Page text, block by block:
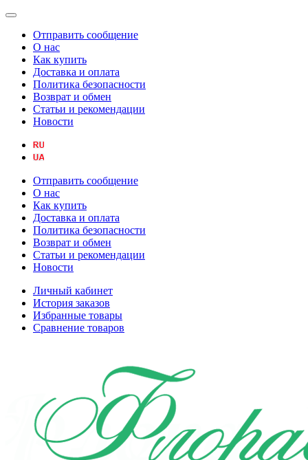
Отправить сообщение
О нас
Как купить
Доставка и оплата
Политика безопасности
Возврат и обмен
Статьи и рекомендации
Новости
Отправить сообщение
О нас
Как купить
Доставка и оплата
Политика безопасности
Возврат и обмен
Статьи и рекомендации
Новости
Личный кабинет
История заказов
Избранные товары
Сравнение товаров